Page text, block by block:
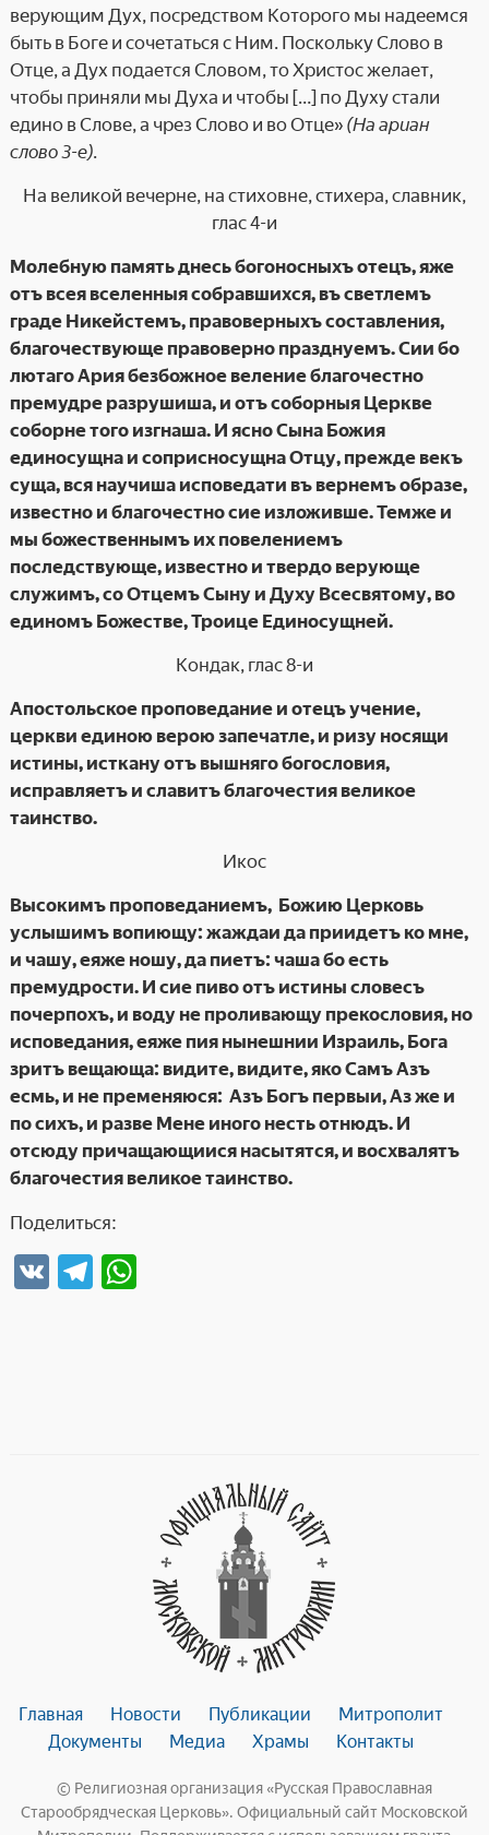
верующим Дух, посредством Которого мы надеемся
быть в Боге и сочетаться с Ним. Поскольку Слово в
Отце, а Дух подается Словом, то Христос желает,
чтобы приняли мы Духа и чтобы […] по Духу стали
едино в Слове, а чрез Слово и во Отце» (На ариан
слово 3-е).
На великой вечерне, на стиховне, стихера, славник,
глас 4-и
Молебную память днесь богоносныхъ отецъ, яже
отъ всея вселенныя собравшихся, въ светлемъ
граде Никейстемъ, правоверныхъ составления,
благочествующе правоверно празднуемъ. Сии бо
лютаго Ария безбожное веление благочестно
премудре разрушиша, и отъ соборныя Церкве
соборне того изгнаша. И ясно Сына Божия
единосущна и соприсносущна Отцу, прежде векъ
суща, вся научиша исповедати въ вернемъ образе,
известно и благочестно сие изложивше. Темже и
мы божественнымъ их повелениемъ
последствующе, известно и твердо верующе
служимъ, со Отцемъ Сыну и Духу Всесвятому, во
единомъ Божестве, Троице Единосущней.
Кондак, глас 8-и
Апостольское проповедание и отецъ учение,
церкви единою верою запечатле, и ризу носящи
истины, исткану отъ вышняго богословия,
исправляетъ и славитъ благочестия великое
таинство.
Икос
Высокимъ проповеданиемъ, Божию Церковь
услышимъ вопиющу: жаждаи да приидетъ ко мне,
и чашу, еяже ношу, да пиетъ: чаша бо есть
премудрости. И сие пиво отъ истины словесъ
почерпохъ, и воду не проливающу прекословия, но
исповедания, еяже пия нынешнии Израиль, Бога
зритъ вещающа: видите, видите, яко Самъ Азъ
есмь, и не пременяюся: Азъ Богъ первыи, Аз же и
по сихъ, и разве Мене иного несть отнюдъ. И
отсюду причащающиися насытятся, и восхвалятъ
благочестия великое таинство.
Поделиться:
V T W
Главная Новости Публикации
Митрополит
Документы
Медиа Храмы Контакты
© Религиозная организация «Русская Православная
Старообрядческая Церковь». Официальный сайт Московской